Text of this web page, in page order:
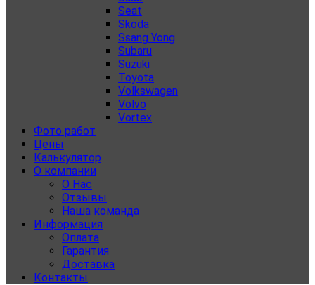
Seat
Skoda
Ssang Yong
Subaru
Suzuki
Toyota
Volkswagen
Volvo
Vortex
Фото работ
Цены
Калькулятор
О компании
О Нас
Отзывы
Наша команда
Информация
Оплата
Гарантия
Доставка
Контакты